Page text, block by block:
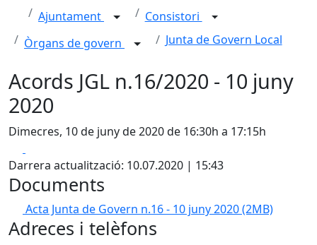
Ajuntament
Consistori
Òrgans de govern
Junta de Govern Local
Acords JGL n.16/2020 - 10 juny
2020
Dimecres, 10 de juny de 2020 de 16:30h a 17:15h
Darrera actualització: 10.07.2020 | 15:43
Documents
Acta Junta de Govern n.16 - 10 juny 2020(2MB)
Adreces i telèfons